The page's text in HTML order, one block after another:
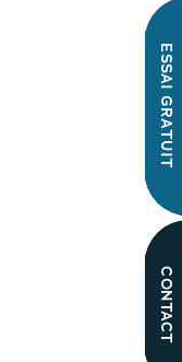
ESSAI GRATUIT
CONTACT